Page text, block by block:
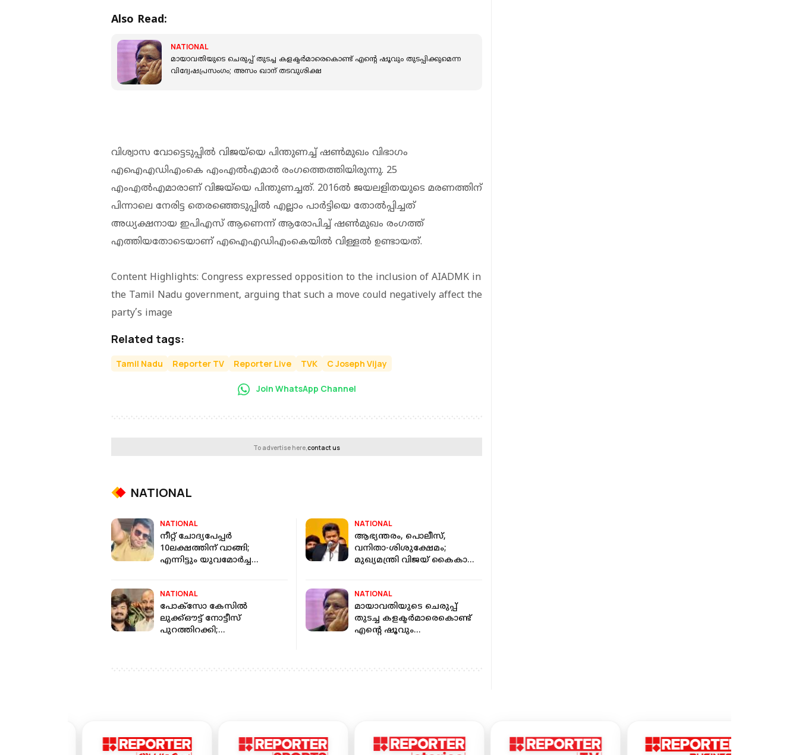
Also Read:
NATIONAL
മായാവതിയുടെ ചെരുപ്പ് തുടച്ച കളക്ടർമാരെകൊണ്ട് എന്റെ ഷൂവും തുടപ്പിക്കുമെന്ന
വിദ്വേഷപ്രസംഗം; അസം ഖാന് തടവുശിക്ഷ
വിശ്വാസ വോട്ടെടുപ്പില്‍ വിജയ്‌യെ പിന്തുണച്ച് ഷണ്‍മുഖം വിഭാഗം
എഐഎഡിഎംകെ എംഎല്‍എമാര്‍ രംഗത്തെത്തിയിരുന്നു. 25
എംഎല്‍എമാരാണ് വിജയ്‌യെ പിന്തുണച്ചത്. 2016ല്‍ ജയലളിതയുടെ മരണത്തിന്
പിന്നാലെ നേരിട്ട തെരഞ്ഞെടുപ്പില്‍ എല്ലാം പാര്‍ട്ടിയെ തോല്‍പ്പിച്ചത്
അധ്യക്ഷനായ ഇപിഎസ് ആണെന്ന് ആരോപിച്ച് ഷണ്‍മുഖം രംഗത്ത്
എത്തിയതോടെയാണ് എഐഎഡിഎംകെയില്‍ വിള്ളല്‍ ഉണ്ടായത്.
Content Highlights: Congress expressed opposition to the inclusion of AIADMK in
the Tamil Nadu government, arguing that such a move could negatively affect the
party’s image
Related tags:
Tamil Nadu Reporter TV Reporter Live TVK C Joseph Vijay
Join WhatsApp Channel
To advertise here,contact us
NATIONAL
NATIONAL
നീറ്റ് ചോദ്യപേപ്പർ
10ലക്ഷത്തിന് വാങ്ങി;
എന്നിട്ടും യുവമോർച്ച
NATIONAL
ആഭ്യന്തരം, പൊലീസ്,
വനിതാ-ശിശുക്ഷേമം;
മുഖ്യമന്ത്രി വിജയ് കൈകാര്യം
NATIONAL
പോക്‌സോ കേസില്‍
ലുക്ക്ഔട്ട് നോട്ടീസ്
പുറത്തിറക്കി;
NATIONAL
മായാവതിയുടെ ചെരുപ്പ്
തുടച്ച കളക്ടർമാരെകൊണ്ട്
എന്റെ ഷൂവും
തടവുശിക്ഷ